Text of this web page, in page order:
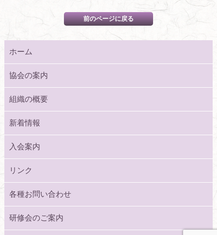
ホーム
協会の案内
組織の概要
新着情報
入会案内
リンク
各種お問い合わせ
研修会のご案内